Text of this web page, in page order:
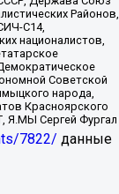
Районов,
С14,
националистов,
Советской
народа,
Красноярского
Я.МЫ Сергей Фургал
7822/ данные